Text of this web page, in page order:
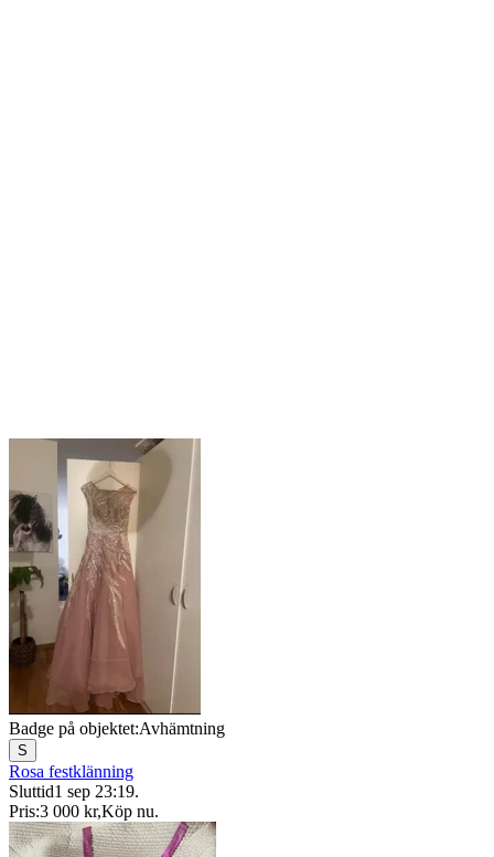
Badge på objektet:Avhämtning
S
Rosa festklänning
Sluttid1 sep 23:19.
Pris:3 000 kr,Köp nu.